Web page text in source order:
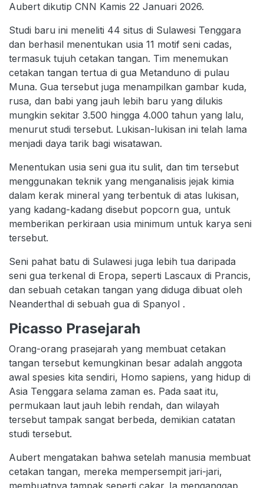
Aubert dikutip CNN Kamis 22 Januari 2026.
Studi baru ini meneliti 44 situs di Sulawesi Tenggara
dan berhasil menentukan usia 11 motif seni cadas,
termasuk tujuh cetakan tangan. Tim menemukan
cetakan tangan tertua di gua Metanduno di pulau
Muna. Gua tersebut juga menampilkan gambar kuda,
rusa, dan babi yang jauh lebih baru yang dilukis
mungkin sekitar 3.500 hingga 4.000 tahun yang lalu,
menurut studi tersebut. Lukisan-lukisan ini telah lama
menjadi daya tarik bagi wisatawan.
Menentukan usia seni gua itu sulit, dan tim tersebut
menggunakan teknik yang menganalisis jejak kimia
dalam kerak mineral yang terbentuk di atas lukisan,
yang kadang-kadang disebut popcorn gua, untuk
memberikan perkiraan usia minimum untuk karya seni
tersebut.
Seni pahat batu di Sulawesi juga lebih tua daripada
seni gua terkenal di Eropa, seperti Lascaux di Prancis,
dan sebuah cetakan tangan yang diduga dibuat oleh
Neanderthal di sebuah gua di Spanyol .
Picasso Prasejarah
Orang-orang prasejarah yang membuat cetakan
tangan tersebut kemungkinan besar adalah anggota
awal spesies kita sendiri, Homo sapiens, yang hidup di
Asia Tenggara selama zaman es. Pada saat itu,
permukaan laut jauh lebih rendah, dan wilayah
tersebut tampak sangat berbeda, demikian catatan
studi tersebut.
Aubert mengatakan bahwa setelah manusia membuat
cetakan tangan, mereka mempersempit jari-jari,